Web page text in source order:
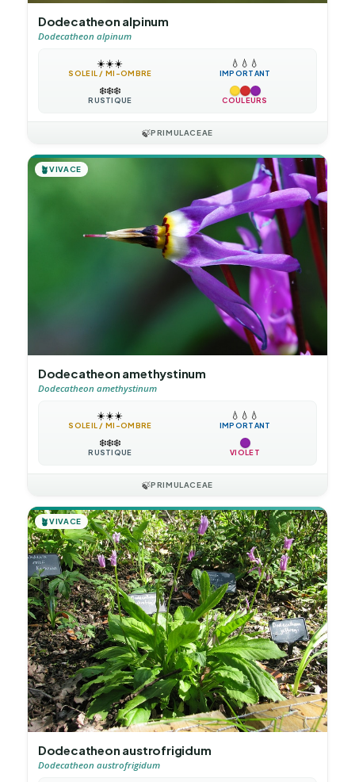
Dodecatheon alpinum
Dodecatheon alpinum
☀️☀️☀️
SOLEIL / MI-OMBRE
💧 💧 💧
IMPORTANT
❄️❄️❄️
RUSTIQUE COULEURS
🍃PRIMULACEAE
🪴VIVACE
Dodecatheon amethystinum
Dodecatheon amethystinum
☀️☀️☀️
SOLEIL / MI-OMBRE
💧 💧 💧
IMPORTANT
❄️❄️❄️
RUSTIQUE VIOLET
🍃PRIMULACEAE
🪴VIVACE
Dodecatheon austrofrigidum
Dodecatheon austrofrigidum